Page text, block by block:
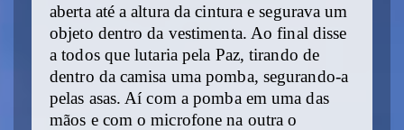
aberta até a altura da cintura e segurava um
objeto dentro da vestimenta. Ao final disse
a todos que lutaria pela Paz, tirando de
dentro da camisa uma pomba, segurando-a
pelas asas. Aí com a pomba em uma das
mãos e com o microfone na outra o